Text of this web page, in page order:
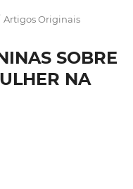
Artigos Originais
SOBRE
NA